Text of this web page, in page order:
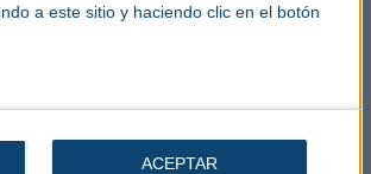
a este sitio y haciendo clic en el botón
ACEPTAR
“Nos proporciona los
nueva etapa de
y la producción de
primas de alta
útil. La tecnología de
generadora de valor